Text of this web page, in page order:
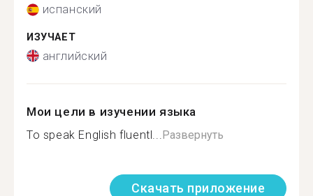
испанский
ИЗУЧАЕТ
английский
Мои цели в изучении языка
To speak English fluentl... Развернуть
Скачать приложение